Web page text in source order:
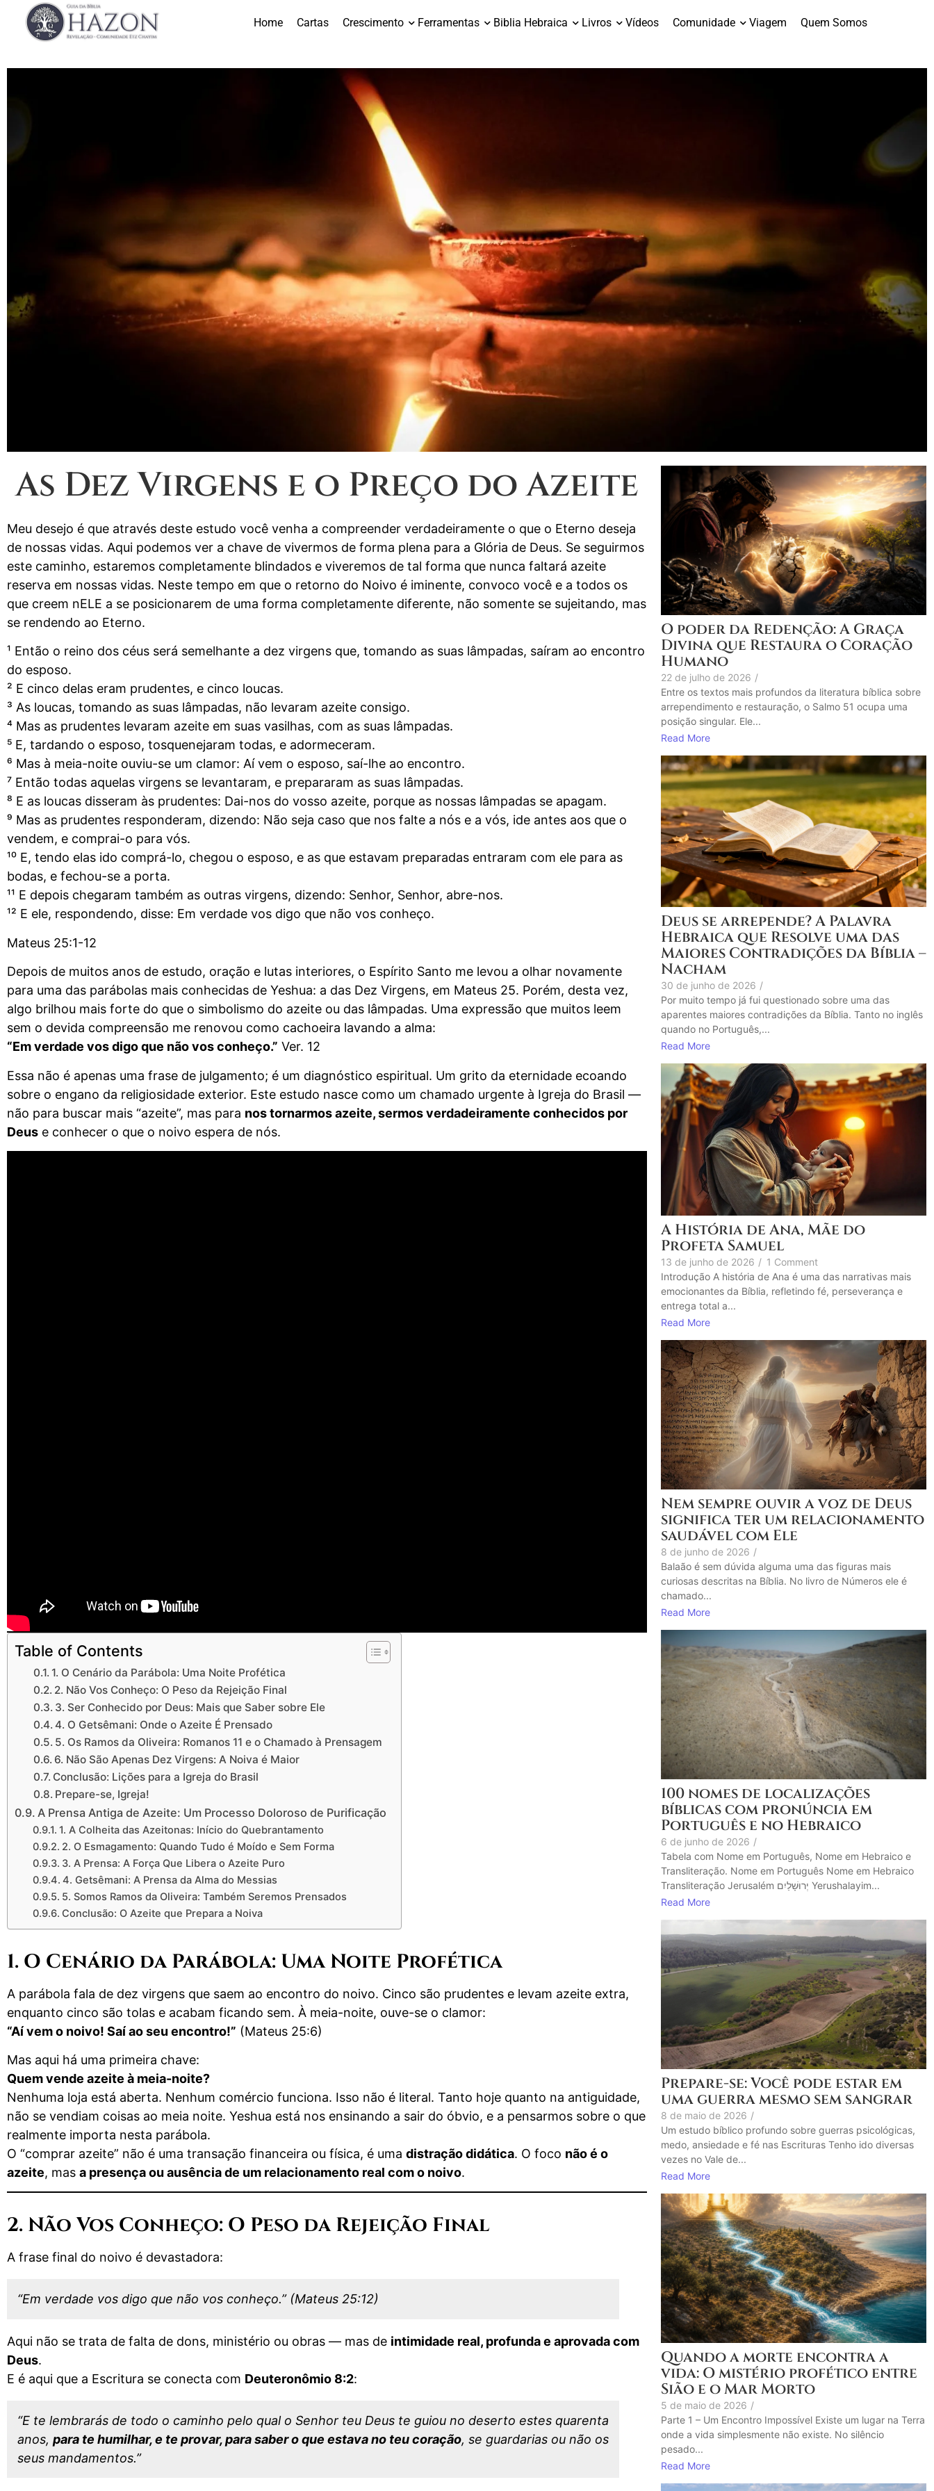
Home Cartas Crescimento Ferramentas Biblia Hebraica Livros Vídeos Comunidade Viagem Quem Somos
As Dez Virgens e o Preço do Azeite
Meu desejo é que através deste estudo você venha a compreender verdadeiramente o que o Eterno deseja
de nossas vidas. Aqui podemos ver a chave de vivermos de forma plena para a Glória de Deus. Se seguirmos
este caminho, estaremos completamente blindados e viveremos de tal forma que nunca faltará azeite
reserva em nossas vidas. Neste tempo em que o retorno do Noivo é iminente, convoco você e a todos os
que creem nELE a se posicionarem de uma forma completamente diferente, não somente se sujeitando, mas
se rendendo ao Eterno.
¹ Então o reino dos céus será semelhante a dez virgens que, tomando as suas lâmpadas, saíram ao encontro
do esposo.
² E cinco delas eram prudentes, e cinco loucas.
³ As loucas, tomando as suas lâmpadas, não levaram azeite consigo.
⁴ Mas as prudentes levaram azeite em suas vasilhas, com as suas lâmpadas.
⁵ E, tardando o esposo, tosquenejaram todas, e adormeceram.
⁶ Mas à meia-noite ouviu-se um clamor: Aí vem o esposo, saí-lhe ao encontro.
⁷ Então todas aquelas virgens se levantaram, e prepararam as suas lâmpadas.
⁸ E as loucas disseram às prudentes: Dai-nos do vosso azeite, porque as nossas lâmpadas se apagam.
⁹ Mas as prudentes responderam, dizendo: Não seja caso que nos falte a nós e a vós, ide antes aos que o
vendem, e comprai-o para vós.
¹⁰ E, tendo elas ido comprá-lo, chegou o esposo, e as que estavam preparadas entraram com ele para as
bodas, e fechou-se a porta.
¹¹ E depois chegaram também as outras virgens, dizendo: Senhor, Senhor, abre-nos.
¹² E ele, respondendo, disse: Em verdade vos digo que não vos conheço.
Mateus 25:1-12
Depois de muitos anos de estudo, oração e lutas interiores, o Espírito Santo me levou a olhar novamente
para uma das parábolas mais conhecidas de Yeshua: a das Dez Virgens, em Mateus 25. Porém, desta vez,
algo brilhou mais forte do que o simbolismo do azeite ou das lâmpadas. Uma expressão que muitos leem
sem o devida compreensão me renovou como cachoeira lavando a alma:
“Em verdade vos digo que não vos conheço.” Ver. 12
Essa não é apenas uma frase de julgamento; é um diagnóstico espiritual. Um grito da eternidade ecoando
sobre o engano da religiosidade exterior. Este estudo nasce como um chamado urgente à Igreja do Brasil —
não para buscar mais “azeite”, mas para nos tornarmos azeite, sermos verdadeiramente conhecidos por
Deus e conhecer o que o noivo espera de nós.
Table of Contents
1. O Cenário da Parábola: Uma Noite Profética
2. Não Vos Conheço: O Peso da Rejeição Final
3. Ser Conhecido por Deus: Mais que Saber sobre Ele
4. O Getsêmani: Onde o Azeite É Prensado
5. Os Ramos da Oliveira: Romanos 11 e o Chamado à Prensagem
6. Não São Apenas Dez Virgens: A Noiva é Maior
Conclusão: Lições para a Igreja do Brasil
Prepare-se, Igreja!
A Prensa Antiga de Azeite: Um Processo Doloroso de Purificação
1. A Colheita das Azeitonas: Início do Quebrantamento
2. O Esmagamento: Quando Tudo é Moído e Sem Forma
3. A Prensa: A Força Que Libera o Azeite Puro
4. Getsêmani: A Prensa da Alma do Messias
5. Somos Ramos da Oliveira: Também Seremos Prensados
Conclusão: O Azeite que Prepara a Noiva
1. O Cenário da Parábola: Uma Noite Profética
A parábola fala de dez virgens que saem ao encontro do noivo. Cinco são prudentes e levam azeite extra,
enquanto cinco são tolas e acabam ficando sem. À meia-noite, ouve-se o clamor:
“Aí vem o noivo! Saí ao seu encontro!” (Mateus 25:6)
Mas aqui há uma primeira chave:
Quem vende azeite à meia-noite?
Nenhuma loja está aberta. Nenhum comércio funciona. Isso não é literal. Tanto hoje quanto na antiguidade,
não se vendiam coisas ao meia noite. Yeshua está nos ensinando a sair do óbvio, e a pensarmos sobre o que
realmente importa nesta parábola.
O “comprar azeite” não é uma transação financeira ou física, é uma distração didática. O foco não é o
azeite, mas a presença ou ausência de um relacionamento real com o noivo.
2. Não Vos Conheço: O Peso da Rejeição Final
A frase final do noivo é devastadora:
“Em verdade vos digo que não vos conheço.” (Mateus 25:12)
Aqui não se trata de falta de dons, ministério ou obras — mas de intimidade real, profunda e aprovada com
Deus.
E é aqui que a Escritura se conecta com Deuteronômio 8:2:
“E te lembrarás de todo o caminho pelo qual o Senhor teu Deus te guiou no deserto estes quarenta
anos, para te humilhar, e te provar, para saber o que estava no teu coração, se guardarias ou não os
seus mandamentos.”
O poder da Redenção: A Graça
Divina que Restaura o Coração
Humano
22 de julho de 2026 /
Entre os textos mais profundos da literatura bíblica sobre
arrependimento e restauração, o Salmo 51 ocupa uma
posição singular. Ele...
Read More
Deus se arrepende? A Palavra
Hebraica que Resolve uma das
Maiores Contradições da Bíblia –
Nacham
30 de junho de 2026 /
Por muito tempo já fui questionado sobre uma das
aparentes maiores contradições da Bíblia. Tanto no inglês
quando no Português,...
Read More
A História de Ana, Mãe do
Profeta Samuel
13 de junho de 2026 / 1 Comment
Introdução A história de Ana é uma das narrativas mais
emocionantes da Bíblia, refletindo fé, perseverança e
entrega total a...
Read More
Nem sempre ouvir a voz de Deus
significa ter um relacionamento
saudável com Ele
8 de junho de 2026 /
Balaão é sem dúvida alguma uma das figuras mais
curiosas descritas na Bíblia. No livro de Números ele é
chamado...
Read More
100 nomes de localizações
bíblicas com pronúncia em
Português e no Hebraico
6 de junho de 2026 /
Tabela com Nome em Português, Nome em Hebraico e
Transliteração. Nome em Português Nome em Hebraico
Transliteração Jerusalém יְרוּשָׁלַיִם Yerushalayim...
Read More
Prepare-se: Você pode estar em
uma guerra mesmo sem sangrar
8 de maio de 2026 /
Um estudo bíblico profundo sobre guerras psicológicas,
medo, ansiedade e fé nas Escrituras Tenho ido diversas
vezes no Vale de...
Read More
Quando a morte encontra a
vida: O mistério profético entre
Sião e o Mar Morto
5 de maio de 2026 /
Parte 1 – Um Encontro Impossível Existe um lugar na Terra
onde a vida simplesmente não existe. No silêncio
pesado...
Read More